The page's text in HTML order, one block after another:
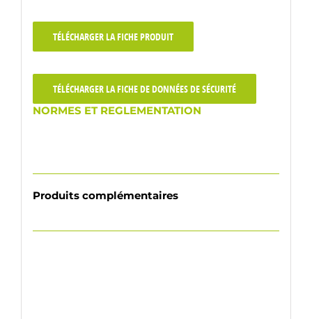
TÉLÉCHARGER LA FICHE PRODUIT
TÉLÉCHARGER LA FICHE DE DONNÉES DE SÉCURITÉ
NORMES ET REGLEMENTATION
Produits complémentaires